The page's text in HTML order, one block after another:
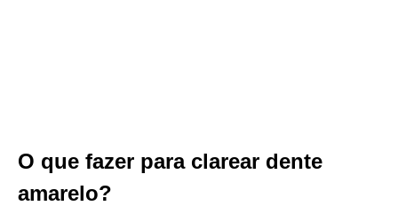
O que fazer para clarear dente
amarelo?